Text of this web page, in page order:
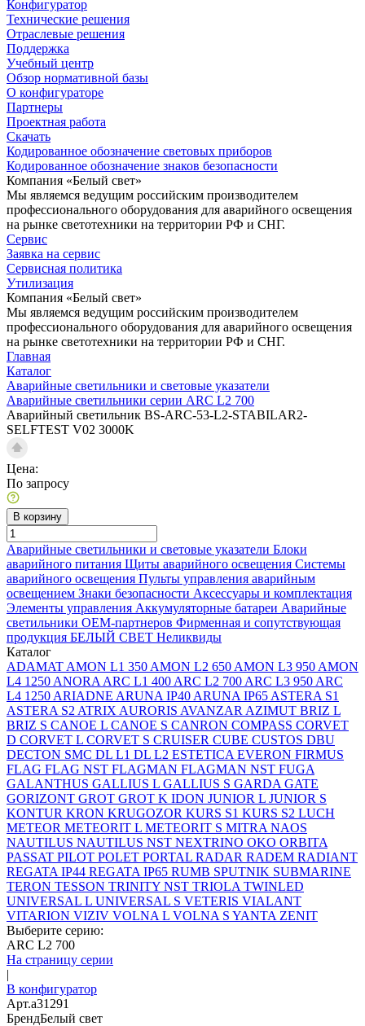
Конфигуратор
Технические решения
Отраслевые решения
Поддержка
Учебный центр
Обзор нормативной базы
О конфигураторе
Партнеры
Проектная работа
Скачать
Кодированное обозначение световых приборов
Кодированное обозначение знаков безопасности
Компания «Белый свет»
Мы являемся ведущим российским производителем
профессионального оборудования для аварийного освещения
на рынке светотехники на территории РФ и СНГ.
Сервис
Заявка на сервис
Сервисная политика
Утилизация
Компания «Белый свет»
Мы являемся ведущим российским производителем
профессионального оборудования для аварийного освещения
на рынке светотехники на территории РФ и СНГ.
Главная
Каталог
Аварийные светильники и световые указатели
Аварийные светильники серии ARC L2 700
Аварийный светильник BS-ARC-53-L2-STABILAR2-
SELFTEST V02 3000K
Цена:
По запросу
В корзину
Аварийные светильники и световые указатели Блоки
аварийного питания Щиты аварийного освещения Системы
аварийного освещения Пульты управления аварийным
освещением Знаки безопасности Аксессуары и комплектация
Элементы управления Аккумуляторные батареи Аварийные
светильники ОЕМ-партнеров Фирменная и сопутствующая
продукция БЕЛЫЙ СВЕТ Неликвиды
Каталог
ADAMAT AMON L1 350 AMON L2 650 AMON L3 950 AMON
L4 1250 ANORA ARC L1 400 ARC L2 700 ARC L3 950 ARC
L4 1250 ARIADNE ARUNA IP40 ARUNA IP65 ASTERA S1
ASTERA S2 ATRIX AURORIS AVANZAR AZIMUT BRIZ L
BRIZ S CANOE L CANOE S CANRON COMPASS CORVET
D CORVET L CORVET S CRUISER CUBE CUSTOS DBU
DECTON SMC DL L1 DL L2 ESTETICA EVERON FIRMUS
FLAG FLAG NST FLAGMAN FLAGMAN NST FUGA
GALANTHUS GALLIUS L GALLIUS S GARDA GATE
GORIZONT GROT GROT K IDON JUNIOR L JUNIOR S
KONTUR KRON KRUGOZOR KURS S1 KURS S2 LUCH
METEOR METEORIT L METEORIT S MITRA NAOS
NAUTILUS NAUTILUS NST NEXTRINO OKO ORBITA
PASSAT PILOT POLET PORTAL RADAR RADEM RADIANT
REGATA IP44 REGATA IP65 RUMB SPUTNIK SUBMARINE
TERON TESSON TRINITY NST TRIOLA TWINLED
UNIVERSAL L UNIVERSAL S VETERIS VIALANT
VITARION VIZIV VOLNA L VOLNA S YANTA ZENIT
Выберите серию:
ARC L2 700
На страницу серии
|
В конфигуратор
Арт.a31291
БрендБелый свет